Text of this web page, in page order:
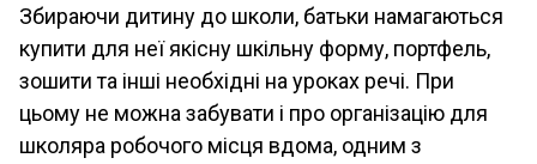
Збираючи дитину до школи, батьки намагаються
купити для неї якісну шкільну форму, портфель,
зошити та інші необхідні на уроках речі. При
цьому не можна забувати і про організацію для
школяра робочого місця вдома, одним з